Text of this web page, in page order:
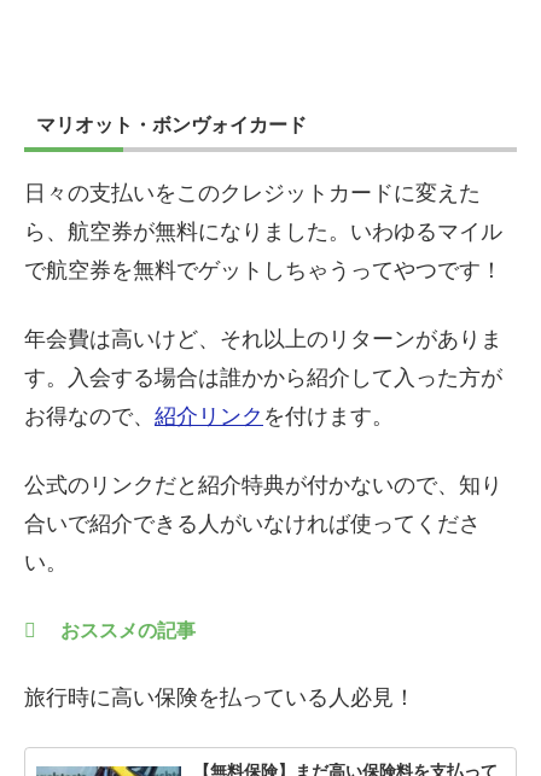
マリオット・ボンヴォイカード
日々の支払いをこのクレジットカードに変えた
ら、航空券が無料になりました。いわゆるマイル
で航空券を無料でゲットしちゃうってやつです！
年会費は高いけど、それ以上のリターンがありま
す。入会する場合は誰かから紹介して入った方が
お得なので、 紹介リンク を付けます。
公式のリンクだと紹介特典が付かないので、知り
合いで紹介できる人がいなければ使ってくださ
い。
おススメの記事
旅行時に高い保険を払っている人必見！
【無料保険】まだ高い保険料を支払って